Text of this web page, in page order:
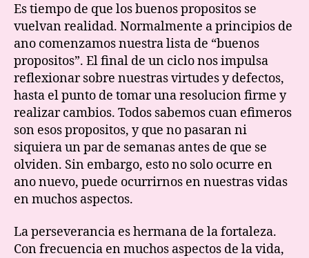
Es tiempo de que los buenos propositos se
vuelvan realidad. Normalmente a principios de
ano comenzamos nuestra lista de “buenos
propositos”. El final de un ciclo nos impulsa
reflexionar sobre nuestras virtudes y defectos,
hasta el punto de tomar una resolucion firme y
realizar cambios. Todos sabemos cuan efimeros
son esos propositos, y que no pasaran ni
siquiera un par de semanas antes de que se
olviden. Sin embargo, esto no solo ocurre en
ano nuevo, puede ocurrirnos en nuestras vidas
en muchos aspectos.
La perseverancia es hermana de la fortaleza.
Con frecuencia en muchos aspectos de la vida,